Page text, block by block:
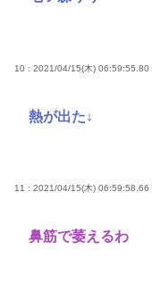
10 : 2021/04/15(木) 06:59:55.80
熱が出た↓
11 : 2021/04/15(木) 06:59:58.66
鼻筋で萎えるわ